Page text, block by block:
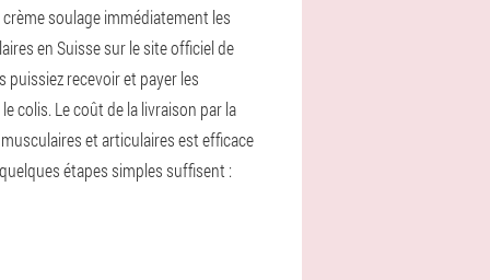
soulage immédiatement les
en Suisse sur le site officiel de
recevoir et payer les
colis. Le coût de la livraison par la
et articulaires est efficace
étapes simples suffisent :